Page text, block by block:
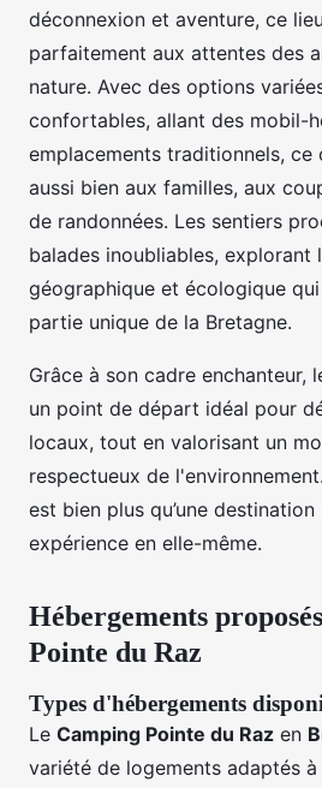
déconnexion et aventure, ce
parfaitement aux attentes des
nature. Avec des options
confortables, allant des mobil-
emplacements traditionnels, ce
aussi bien aux familles, aux
de randonnées. Les sentiers
balades inoubliables, explorant
géographique et écologique
partie unique de la Bretagne.
Grâce à son cadre enchanteur,
un point de départ idéal pour
locaux, tout en valorisant un
respectueux de
est bien plus qu’une destination
expérience en elle-même.
Hébergements
Pointe du Raz
Types d'hébergements
Le Camping Pointe du Raz en
variété de logements adaptés